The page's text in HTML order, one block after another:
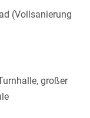
(Vollsanierung
großer